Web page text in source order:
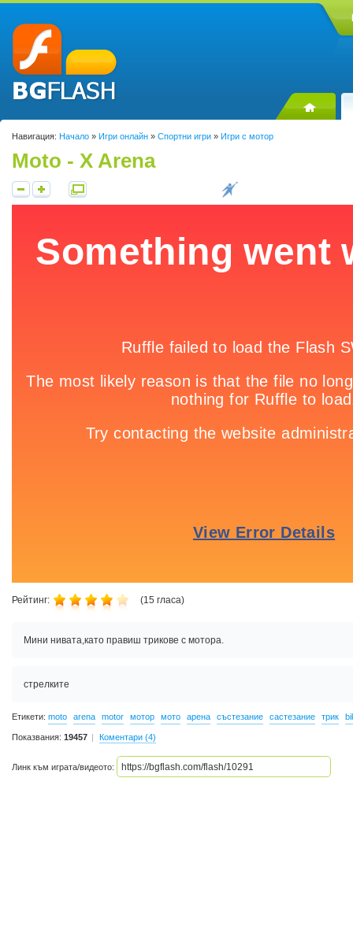
Навигация: Начало » Игри онлайн » Спортни игри » Игри с мотор
Moto - X Arena
Рейтинг: (15 гласа)
Мини нивата,като правиш трикове с мотора.
стрелките
Етикети: moto arena motor мотор мото арена състезание састезание трик
Показвания: 19457 Коментари (4)
Линк към играта/видеото: